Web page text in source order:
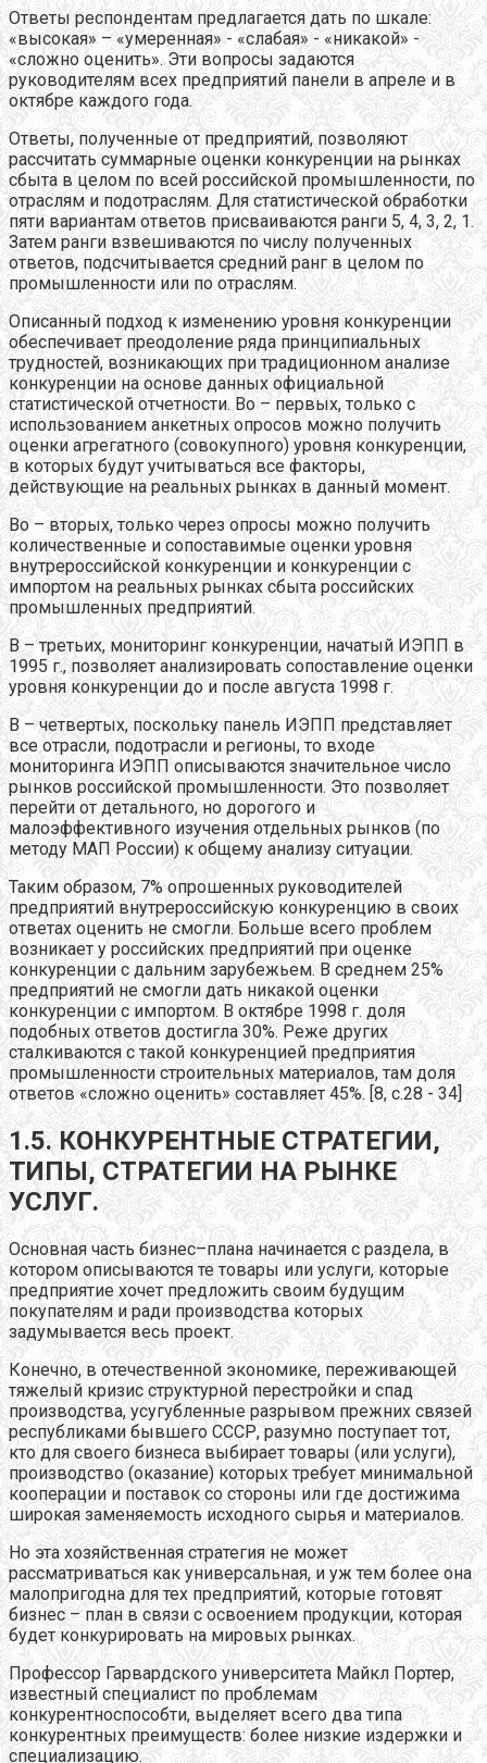
Ответы респондентам предлагается дать по шкале:
«высокая» – «умеренная» - «слабая» - «никакой» -
«сложно оценить». Эти вопросы задаются
руководителям всех предприятий панели в апреле и в
октябре каждого года.
Ответы, полученные от предприятий, позволяют
рассчитать суммарные оценки конкуренции на рынках
сбыта в целом по всей российской промышленности, по
отраслям и подотраслям. Для статистической обработки
пяти вариантам ответов присваиваются ранги 5, 4, 3, 2, 1.
Затем ранги взвешиваются по числу полученных
ответов, подсчитывается средний ранг в целом по
промышленности или по отраслям.
Описанный подход к изменению уровня конкуренции
обеспечивает преодоление ряда принципиальных
трудностей, возникающих при традиционном анализе
конкуренции на основе данных официальной
статистической отчетности. Во – первых, только с
использованием анкетных опросов можно получить
оценки агрегатного (совокупного) уровня конкуренции,
в которых будут учитываться все факторы,
действующие на реальных рынках в данный момент.
Во – вторых, только через опросы можно получить
количественные и сопоставимые оценки уровня
внутрероссийской конкуренции и конкуренции с
импортом на реальных рынках сбыта российских
промышленных предприятий.
В – третьих, мониторинг конкуренции, начатый ИЭПП в
1995 г., позволяет анализировать сопоставление оценки
уровня конкуренции до и после августа 1998 г.
В – четвертых, поскольку панель ИЭПП представляет
все отрасли, подотрасли и регионы, то входе
мониторинга ИЭПП описываются значительное число
рынков российской промышленности. Это позволяет
перейти от детального, но дорогого и
малоэффективного изучения отдельных рынков (по
методу МАП России) к общему анализу ситуации.
Таким образом, 7% опрошенных руководителей
предприятий внутрероссийскую конкуренцию в своих
ответах оценить не смогли. Больше всего проблем
возникает у российских предприятий при оценке
конкуренции с дальним зарубежьем. В среднем 25%
предприятий не смогли дать никакой оценки
конкуренции с импортом. В октябре 1998 г. доля
подобных ответов достигла 30%. Реже других
сталкиваются с такой конкуренцией предприятия
промышленности строительных материалов, там доля
ответов «сложно оценить» составляет 45%. [8, с.28 - 34]
1.5. КОНКУРЕНТНЫЕ СТРАТЕГИИ,
ТИПЫ, СТРАТЕГИИ НА РЫНКЕ
УСЛУГ.
Основная часть бизнес–плана начинается с раздела, в
котором описываются те товары или услуги, которые
предприятие хочет предложить своим будущим
покупателям и ради производства которых
задумывается весь проект.
Конечно, в отечественной экономике, переживающей
тяжелый кризис структурной перестройки и спад
производства, усугубленные разрывом прежних связей
республиками бывшего СССР, разумно поступает тот,
кто для своего бизнеса выбирает товары (или услуги),
производство (оказание) которых требует минимальной
кооперации и поставок со стороны или где достижима
широкая заменяемость исходного сырья и материалов.
Но эта хозяйственная стратегия не может
рассматриваться как универсальная, и уж тем более она
малопригодна для тех предприятий, которые готовят
бизнес – план в связи с освоением продукции, которая
будет конкурировать на мировых рынках.
Профессор Гарвардского университета Майкл Портер,
известный специалист по проблемам
конкурентноспособти, выделяет всего два типа
конкурентных преимуществ: более низкие издержки и
специализацию.